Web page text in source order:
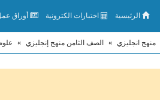
الرئيسية اختبارات الكترونية أوراق
منهج انجليزي » الصف الثامن منهج إنجليزي »